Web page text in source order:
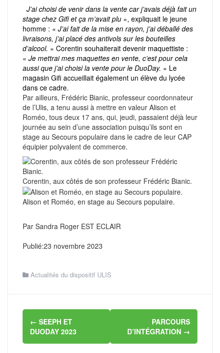
J’ai choisi de venir dans la vente car j’avais déjà fait un
stage chez Gifi et ça m’avait plu », expliquait le jeune
homme : « J’ai fait de la mise en rayon, j’ai déballé des
livraisons, j’ai placé des antivols sur les bouteilles
d’alcool. » Corentin souhaiterait devenir maquettiste :
« Je mettrai mes maquettes en vente, c’est pour cela
aussi que j’ai choisi la vente pour le DuoDay. » Le
magasin Gifi accueillait également un élève du lycée
dans ce cadre.
Par ailleurs, Frédéric Bianic, professeur coordonnateur
de l’Ulis, a tenu aussi à mettre en valeur Alison et
Roméo, tous deux 17 ans, qui, jeudi, passaient déjà leur
journée au sein d’une association puisqu’ils sont en
stage au Secours populaire dans le cadre de leur CAP
équipier polyvalent de commerce.
Corentin, aux côtés de son professeur Frédéric Bianic.
Alison et Roméo, en stage au Secours populaire.
Par Sandra Roger EST ECLAIR
Publié:23 novembre 2023
Actualités du dispositif ULIS
Navigation
d'article
← SEEPH ET
DUODAY 2023
PARCOURS
D’INTÉGRATION →